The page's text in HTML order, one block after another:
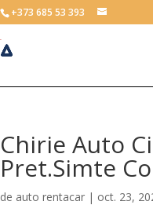
+373 685 53 393
Chirie Auto
Pret.Simte
de auto rentacar | oct. 23,